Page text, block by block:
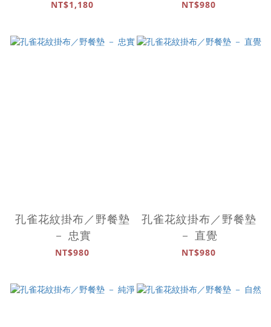
NT$1,180 NT$980
孔雀花紋掛布／野餐墊
－ 忠實
NT$980
孔雀花紋掛布／野餐墊
－ 直覺
NT$980